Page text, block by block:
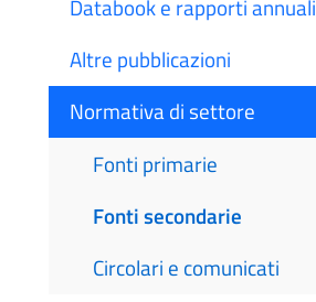
Databook e rapporti annuali
Altre pubblicazioni
Normativa di settore
Fonti primarie
Fonti secondarie
Circolari e comunicati